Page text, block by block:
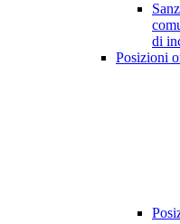
di
Posizioni